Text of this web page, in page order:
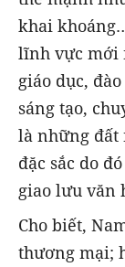
khai
lĩnh vực mới
giáo dục,
sáng tạo,
là những đất
đặc sắc do
giao lưu văn
Cho biết,
thương mại;